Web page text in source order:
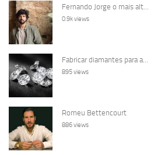
Fernando Jorge o mais alt...
0.9k views
Fabricar diamantes para a...
895 views
Romeu Bettencourt
886 views